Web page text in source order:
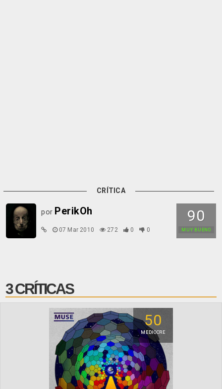
CRÍTICA
90
MUY BUENO
por PerikOh
07 Mar 2010 272 0 0
3 CRÍTICAS
50
MEDIOCRE